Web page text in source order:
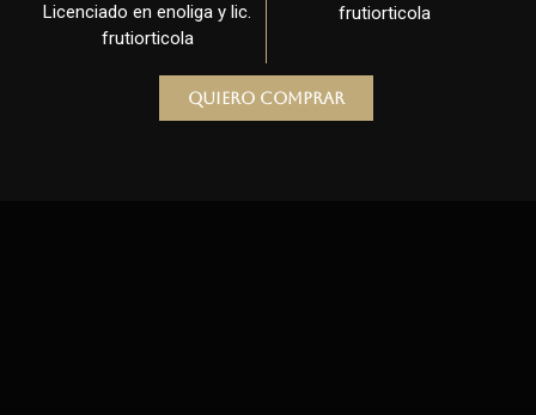
Licenciado en enoliga y lic.
frutiorticola
frutiorticola
Quiero comprar